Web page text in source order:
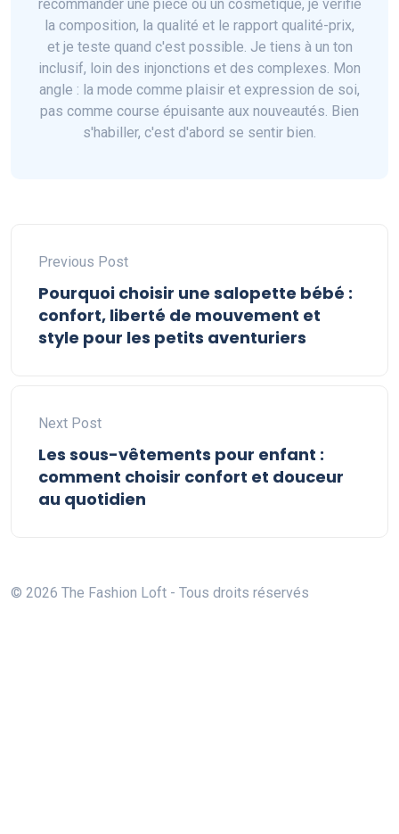
recommander une pièce ou un cosmétique, je vérifie
la composition, la qualité et le rapport qualité-prix,
et je teste quand c'est possible. Je tiens à un ton
inclusif, loin des injonctions et des complexes. Mon
angle : la mode comme plaisir et expression de soi,
pas comme course épuisante aux nouveautés. Bien
s'habiller, c'est d'abord se sentir bien.
Previous Post
Pourquoi choisir une salopette bébé :
confort, liberté de mouvement et
style pour les petits aventuriers
Next Post
Les sous-vêtements pour enfant :
comment choisir confort et douceur
au quotidien
© 2026 The Fashion Loft - Tous droits réservés